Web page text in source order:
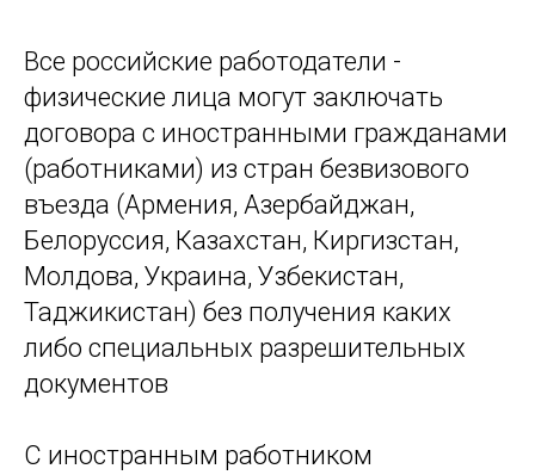
Все российские работодатели -
физические лица могут заключать
договора с иностранными гражданами
(работниками) из стран безвизового
въезда (Армения, Азербайджан,
Белоруссия, Казахстан, Киргизстан,
Молдова, Украина, Узбекистан,
Таджикистан) без получения каких
либо специальных разрешительных
документов
С иностранным работником